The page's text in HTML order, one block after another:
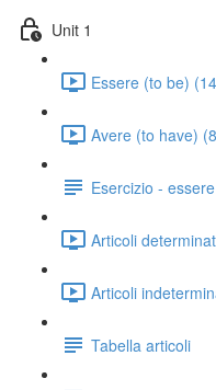
Unit 1
Essere (to be)
Avere (to have)
Esercizio -
Articoli
Articoli
Tabella articoli